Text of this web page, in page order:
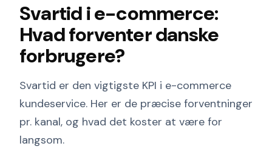
Svartid i e-commerce:
Hvad forventer danske
forbrugere?
Svartid er den vigtigste KPI i e-commerce
kundeservice. Her er de præcise forventninger
pr. kanal, og hvad det koster at være for
langsom.